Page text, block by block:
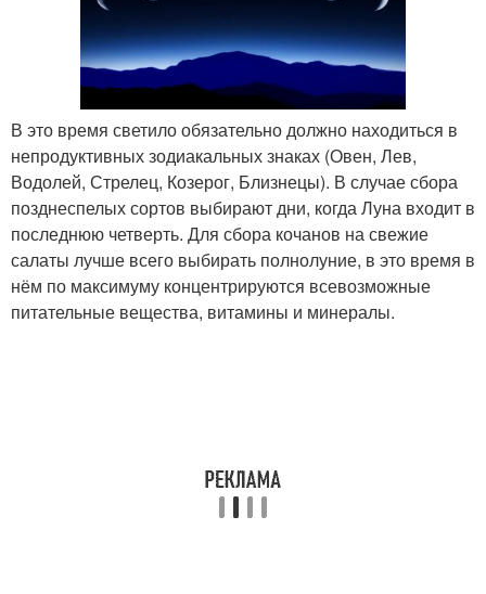
В это время светило обязательно должно находиться в
непродуктивных зодиакальных знаках (Овен, Лев,
Водолей, Стрелец, Козерог, Близнецы). В случае сбора
позднеспелых сортов выбирают дни, когда Луна входит в
последнюю четверть. Для сбора кочанов на свежие
салаты лучше всего выбирать полнолуние, в это время в
нём по максимуму концентрируются всевозможные
питательные вещества, витамины и минералы.